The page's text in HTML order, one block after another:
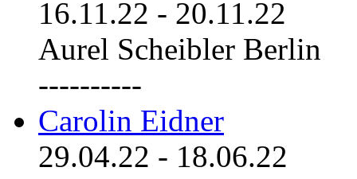
16.11.22 - 20.11.22
Aurel Scheibler Berlin
----------
Carolin Eidner
29.04.22 - 18.06.22